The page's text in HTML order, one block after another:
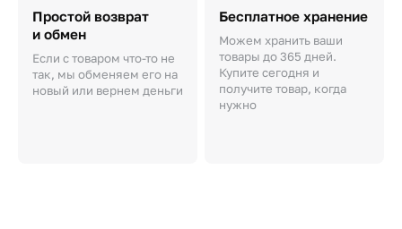
Простой возврат
и обмен
Если с товаром что-то не
так, мы обменяем его на
новый или вернем деньги
Бесплатное хранение
Можем хранить ваши
товары до 365 дней.
Купите сегодня и
получите товар, когда
нужно